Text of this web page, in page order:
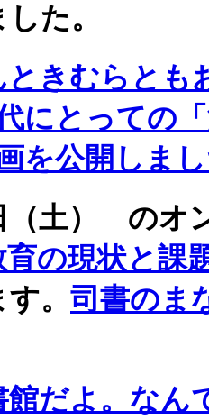
た。
ときむらとも
にとっての
を公開しま
（土） の
の現状と課
。 司書のま
館だよ。な